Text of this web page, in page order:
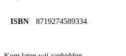
ISBN 8719274589334